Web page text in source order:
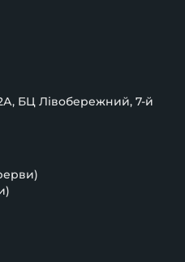
БЦ Лівобережний, 7-й